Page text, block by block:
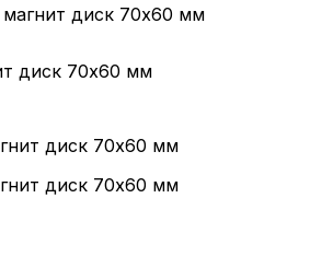
диск 70х60 мм